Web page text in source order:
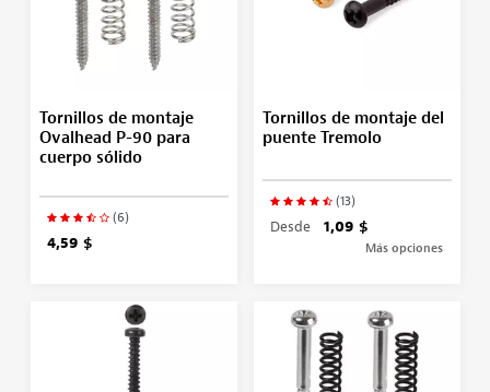
Tornillos de montaje
Ovalhead P-90 para
cuerpo sólido
(6)
4,59 $
Tornillos de montaje del
puente Tremolo
(13)
Desde 1,09 $
Más opciones